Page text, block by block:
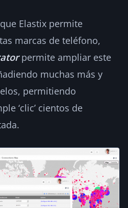
Elastix permite
marcas de teléfono,
permite ampliar este
muchas más y
permitiendo
‘clic’ cientos de